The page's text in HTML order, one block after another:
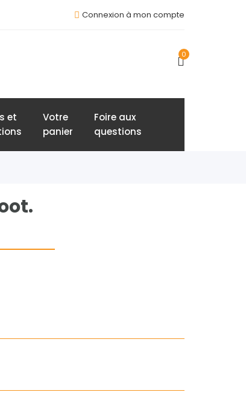
Connexion à mon compte
0
et
Votre
panier
Foire aux
questions